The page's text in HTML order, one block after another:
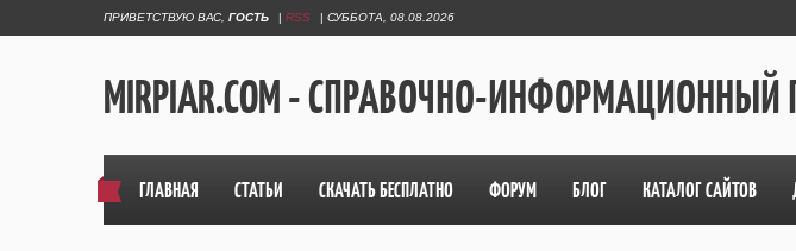
ПРИВЕТСТВУЮ ВАС ГОСТЬ | RSS | СУББОТА, 08.08.2026
MIRPIAR.COM - СПРАВОЧНО-ИНФОРМАЦИОННЫЙ
ГЛАВНАЯ СТАТЬИ СКАЧАТЬ БЕСПЛАТНО ФОРУМ БЛОГ КАТАЛОГ САЙТОВ